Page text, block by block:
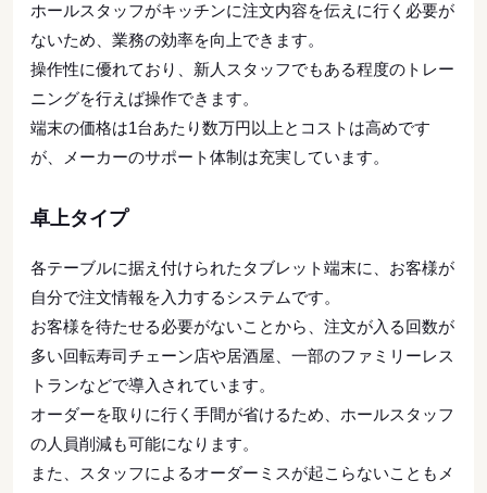
ホールスタッフがキッチンに注文内容を伝えに行く必要が
ないため、業務の効率を向上できます。
操作性に優れており、新人スタッフでもある程度のトレー
ニングを行えば操作できます。
端末の価格は1台あたり数万円以上とコストは高めです
が、メーカーのサポート体制は充実しています。
卓上タイプ
各テーブルに据え付けられたタブレット端末に、お客様が
自分で注文情報を入力するシステムです。
お客様を待たせる必要がないことから、注文が入る回数が
多い回転寿司チェーン店や居酒屋、一部のファミリーレス
トランなどで導入されています。
オーダーを取りに行く手間が省けるため、ホールスタッフ
の人員削減も可能になります。
また、スタッフによるオーダーミスが起こらないこともメ